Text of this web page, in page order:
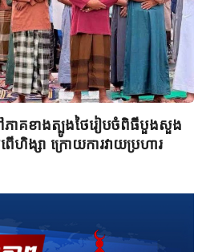
ភាគខាងត្បូងថៃរៀបចំពិធីបួងសួង
ហិង្សា ក្រោយការវាយប្រហារ